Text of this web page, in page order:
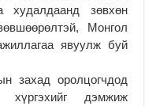
худалдаанд зөвхөн
Монгол
явуулж буй
захад оролцогчдод
хүргэхийг дэмжиж